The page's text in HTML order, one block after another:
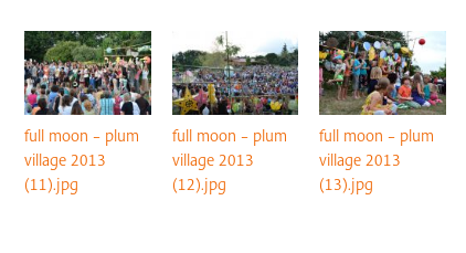
full moon – plum
village 2013
(11).jpg
full moon – plum
village 2013
(12).jpg
full moon – plum
village 2013
(13).jpg